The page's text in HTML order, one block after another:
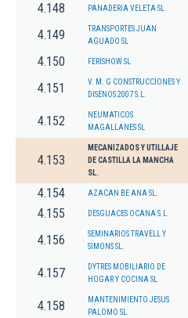
4.148 PANADERIA VELETA SL
4.149
TRANSPORTES JUAN
AGUADO SL
4.150 FERISHOW SL
4.151
V. M. G CONSTRUCCIONES Y
DISENOS 2007 S.L.
4.152
NEUMATICOS
MAGALLANES SL
4.153
MECANIZADOS Y UTILLAJE
DE CASTILLA LA MANCHA
SL.
4.154 AZACAN BE ANA SL.
4.155 DESGUACES OCANA S.L.
4.156
SEMINARIOS TRAVELL Y
SIMONS SL.
4.157
DYTRES MOBILIARIO DE
HOGAR Y COCINA SL
4.158
MANTENIMIENTO JESUS
PALOMO SL.